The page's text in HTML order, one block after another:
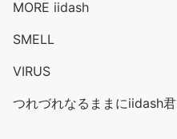
MORE iidash
SMELL
VIRUS
つれづれなるままにiidash君